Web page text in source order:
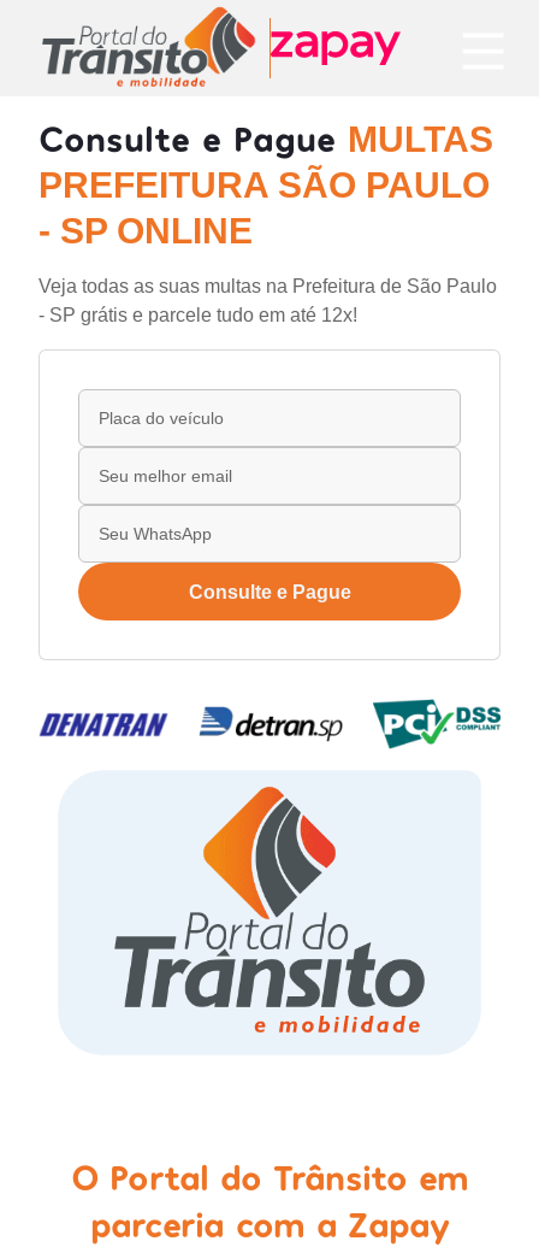
Consulte e Pague MULTAS
PREFEITURA SÃO PAULO
- SP ONLINE
Veja todas as suas multas na Prefeitura de São Paulo
- SP grátis e parcele tudo em até 12x!
Consulte e Pague
O Portal do Trânsito em
parceria com a Zapay